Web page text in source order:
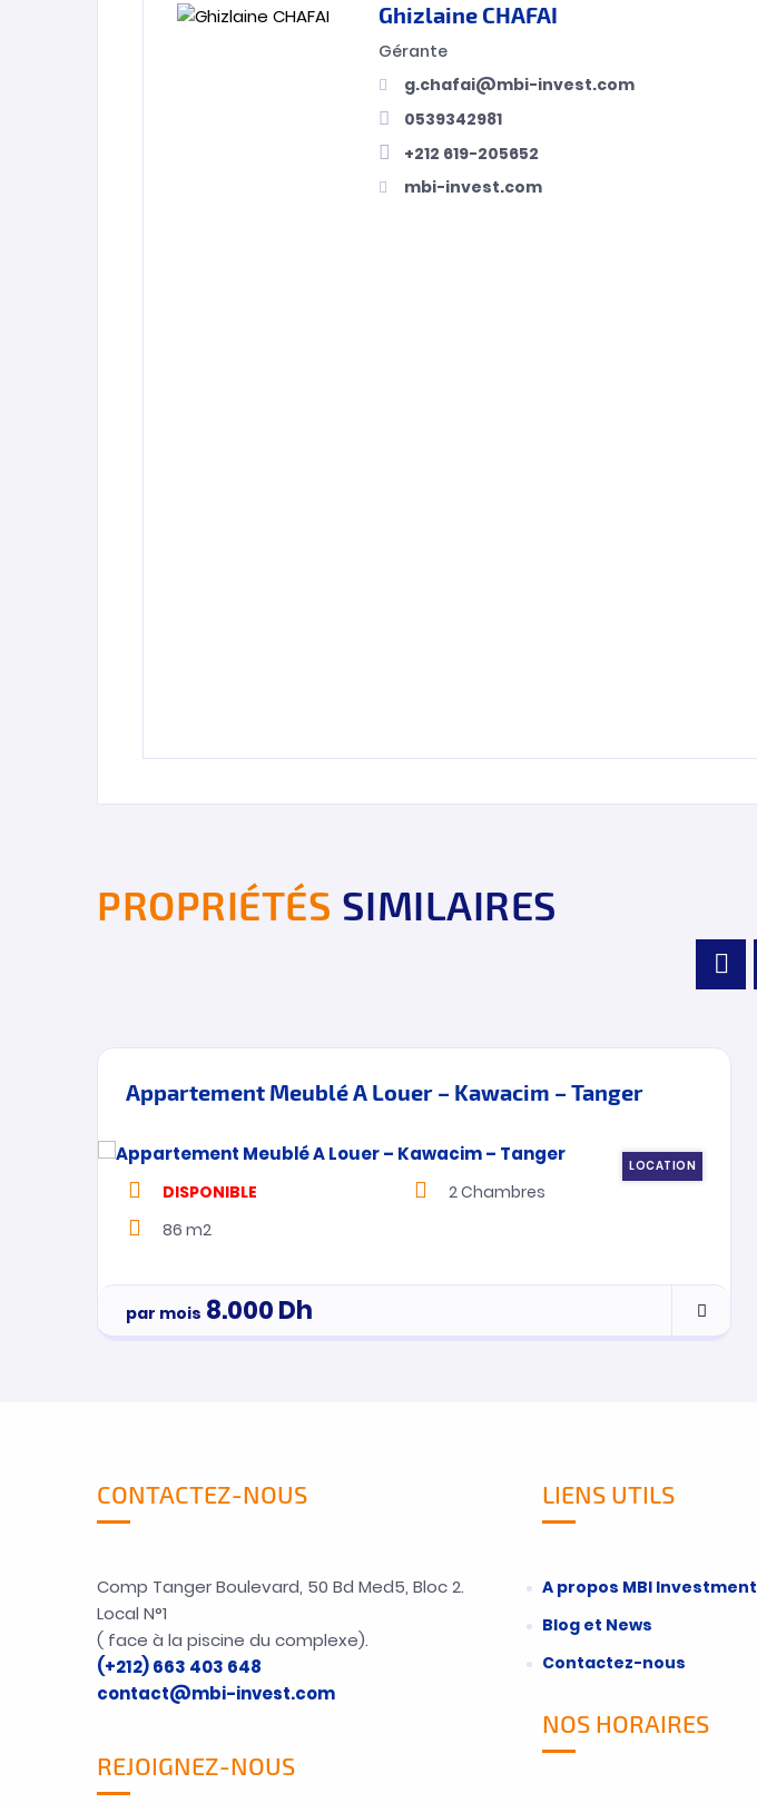
Ghizlaine CHAFAI
Gérante
g.chafai@mbi-invest.com
0539342981
+212 619-205652
mbi-invest.com
PROPRIÉTÉS SIMILAIRES
Appartement Meublé A Louer – Kawacim – Tanger
LOCATION
DISPONIBLE 2Chambres
86 m2
par mois 8.000Dh
CONTACTEZ-NOUS
Comp Tanger Boulevard, 50 Bd Med5, Bloc 2.
Local N°1
( face à la piscine du complexe).
(+212) 663 403 648
contact@mbi-invest.com
REJOIGNEZ-NOUS
LIENS UTILS
A propos MBI Investment
Blog et News
Contactez-nous
NOS HORAIRES